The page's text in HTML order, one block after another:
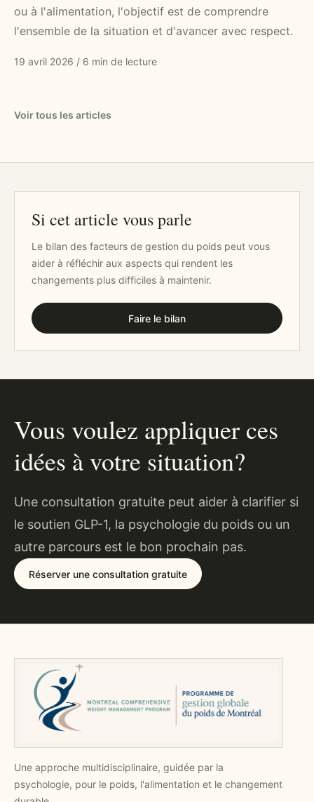
ou à l'alimentation, l'objectif est de comprendre
l'ensemble de la situation et d'avancer avec respect.
19 avril 2026 / 6 min de lecture
Voir tous les articles
Si cet article vous parle
Le bilan des facteurs de gestion du poids peut vous
aider à réfléchir aux aspects qui rendent les
changements plus difficiles à maintenir.
Faire le bilan
Vous voulez appliquer ces
idées à votre situation?
Une consultation gratuite peut aider à clarifier si
le soutien GLP-1, la psychologie du poids ou un
autre parcours est le bon prochain pas.
Réserver une consultation gratuite
Une approche multidisciplinaire, guidée par la
psychologie, pour le poids, l'alimentation et le changement